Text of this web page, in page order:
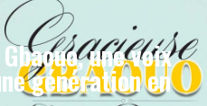
une voix
génération en